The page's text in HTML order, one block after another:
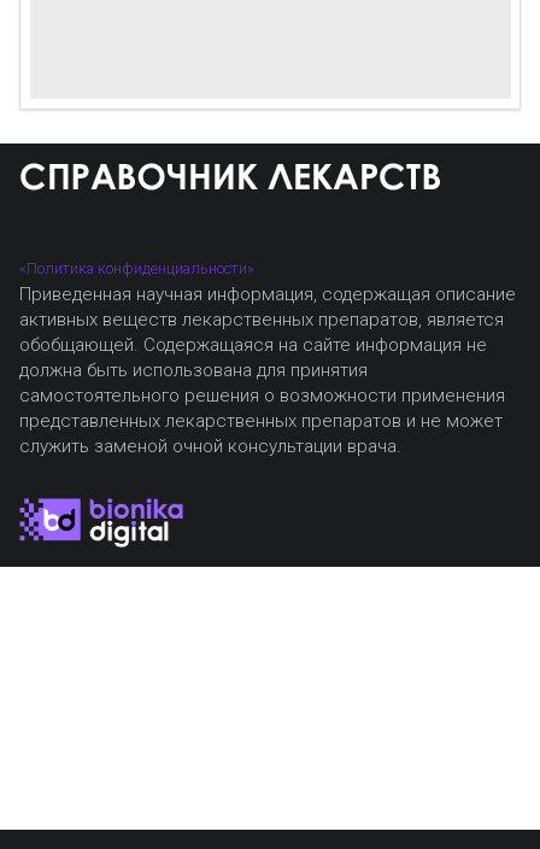
«Политика конфиденциальности»
Приведенная научная информация, содержащая описание
активных веществ лекарственных препаратов, является
обобщающей. Содержащаяся на сайте информация не
должна быть использована для принятия
самостоятельного решения о возможности применения
представленных лекарственных препаратов и не может
служить заменой очной консультации врача.